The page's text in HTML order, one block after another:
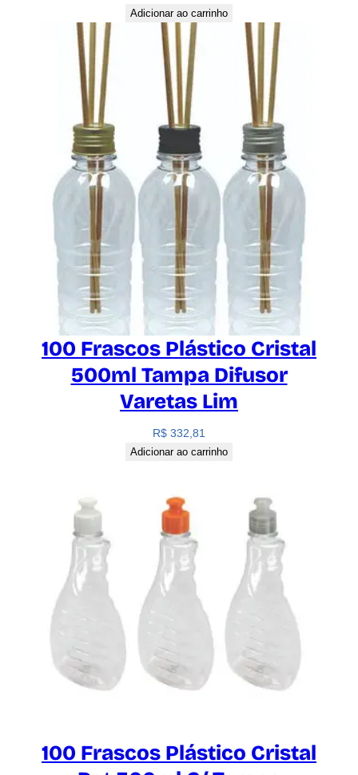
Adicionar ao carrinho
100 Frascos Plástico Cristal
500ml Tampa Difusor
Varetas Lim
R$ 332,81
Adicionar ao carrinho
100 Frascos Plástico Cristal